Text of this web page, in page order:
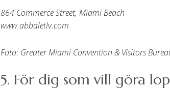
864 Commerce Street, Miami Beach
www.abbaletlv.com
Foto: Greater Miami Convention & Visitors
5. För dig som vill göra